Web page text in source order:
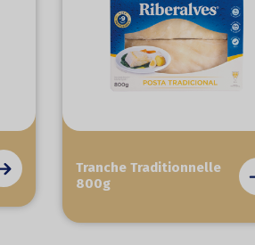
Tranche Traditionnelle
800g